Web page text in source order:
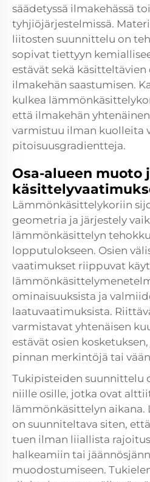
säädetyssä ilmakehässä
tyhjiöjärjestelmissä.
liitosten suunnittelu on
sopivat tiettyyn
estävät sekä
ilmakehän saastumisen.
kulkea
että ilmakehän
varmistuu ilman kuolleita
pitoisuusgradientteja.
Osa-alueen muoto
Lämmönkäsittelykoriin
geometria ja järjestely
lämmönkäsittelyn
lopputulokseen. Osien
vaatimukset riippuvat
ominaisuuksista ja
laatuvaatimuksista.
varmistavat yhtenäisen
estävät osien
pinnan merkintöjä tai
Tukipisteiden suunnittelu
niille osille, jotka ovat
lämmönkäsittelyn
on suunniteltava siten,
tuen ilman liiallista
halkeamiin tai
muodostumiseen.